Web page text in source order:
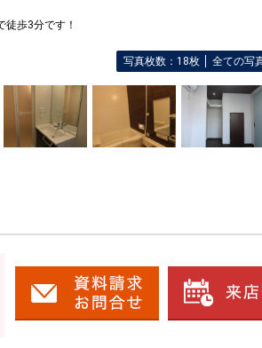
徒歩3分です！
写真枚数：18枚 全ての写